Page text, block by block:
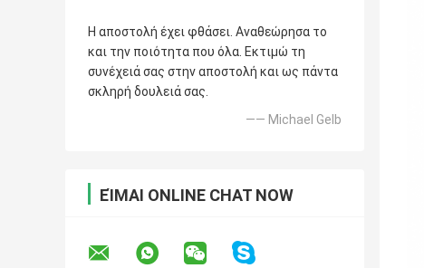
Η αποστολή έχει φθάσει. Αναθεώρησα το
και την ποιότητα που όλα. Εκτιμώ τη
συνέχειά σας στην αποστολή και ως πάντα
σκληρή δουλειά σας.
—— Michael Gelb
ΕΊΜΑΙ ONLINE CHAT NOW